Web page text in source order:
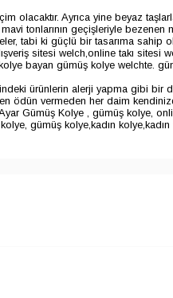
olacaktır. Ayrıca yine beyaz
tonlarının geçişleriyle bezenen
tabi ki güçlü bir tasarıma sahip
sitesi welch,online takı sitesi
bayan gümüş kolye welchte.
ürünlerin alerji yapma gibi bir
ödün vermeden her daim
Gümüş Kolye , gümüş kolye,
gümüş kolye,kadın kolye,kadın